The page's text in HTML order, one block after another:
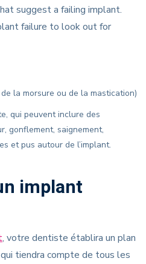
suggest a failing implant.
failure to look out for
la morsure ou de la mastication)
qui peuvent inclure des
gonflement, saignement,
et pus autour de l’implant.
implant
, votre dentiste établira un plan
tiendra compte de tous les